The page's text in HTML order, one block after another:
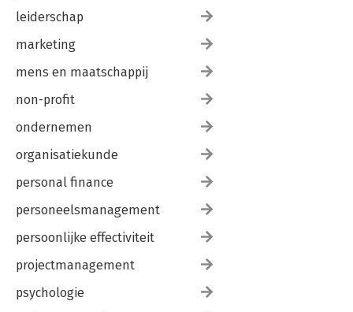
leiderschap
marketing
mens en maatschappij
non-profit
ondernemen
organisatiekunde
personal finance
personeelsmanagement
persoonlijke effectiviteit
projectmanagement
psychologie